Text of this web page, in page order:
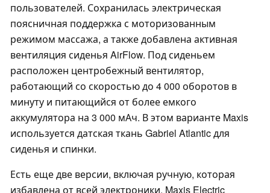
пользователей. Сохранилась электрическая
поясничная поддержка с моторизованным
режимом массажа, а также добавлена активная
вентиляция сиденья AirFlow. Под сиденьем
расположен центробежный вентилятор,
работающий со скоростью до 4 000 оборотов в
минуту и питающийся от более емкого
аккумулятора на 3 000 мАч. В этом варианте Maxis
используется датская ткань Gabriel Atlantic для
сиденья и спинки.
Есть еще две версии, включая ручную, которая
избавлена от всей электроники. Maxis Electric